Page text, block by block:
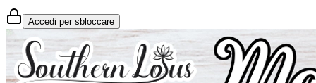
Accedi per sbloccare